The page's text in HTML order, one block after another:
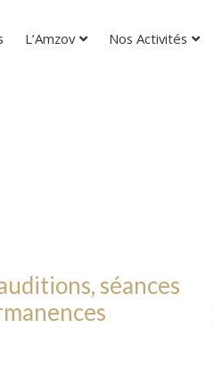
L’Amzov Nos Activités
séances